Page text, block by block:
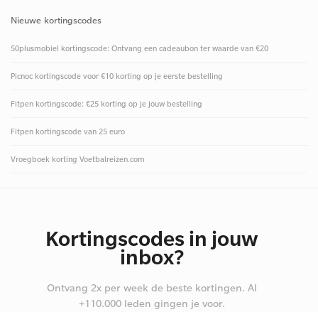
Nieuwe kortingscodes
50plusmobiel kortingscode: Ontvang een cadeaubon ter waarde van €20
Picnoc kortingscode voor €10 korting op je eerste bestelling
Fitpen kortingscode: €25 korting op je jouw bestelling
Fitpen kortingscode van 25 euro
Vroegboek korting Voetbalreizen.com
Kortingscodes in jouw
inbox?
Ontvang 2x per week de beste kortingen. Al
+110.000 leden gingen je voor.